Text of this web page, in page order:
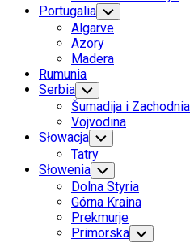
Portugalia Toggle
Child
Menu
Algarve
Azory
Madera
Rumunia
Serbia Toggle
Child
Menu
Šumadija i
Vojvodina
Słowacja Toggle
Child
Menu
Tatry
Słowenia Toggle
Child
Menu
Dolna Styria
Górna Kraina
Prekmurje
Primorska Toggle